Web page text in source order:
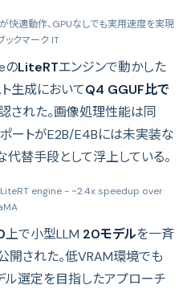
快適動作、GPUなしでも実用速度を実現
ックマーク IT
のLiteRTエンジンで動かした
生成においてQ4 GGUF比で
された。画像処理性能は同
ートがE2B/E4Bには未実装な
替手段として浮上している。
engine - ~2.4x speedup over
上で小型LLM 20モデルを一斉
開された。低VRAM環境でも
ル選定を目指したアプローチ